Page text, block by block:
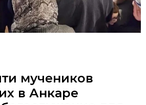
мучеников
в Анкаре